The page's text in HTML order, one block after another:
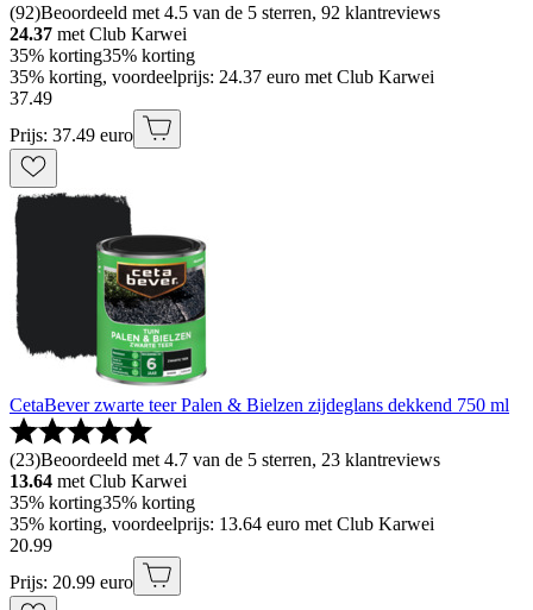
(92)Beoordeeld met 4.5 van de 5 sterren, 92 klantreviews
24.37 met Club Karwei
35% korting35% korting
35% korting, voordeelprijs: 24.37 euro met Club Karwei
37.49
Prijs: 37.49 euro
CetaBever zwarte teer Palen & Bielzen zijdeglans dekkend 750 ml
(23)Beoordeeld met 4.7 van de 5 sterren, 23 klantreviews
13.64 met Club Karwei
35% korting35% korting
35% korting, voordeelprijs: 13.64 euro met Club Karwei
20.99
Prijs: 20.99 euro